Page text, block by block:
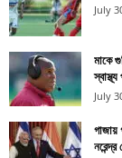
July
মাকে
July
গাজায়